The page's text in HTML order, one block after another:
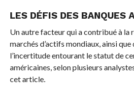
LES DÉFIS DES BANQUES
Un autre facteur qui a contribué à la
marchés d’actifs mondiaux, ainsi que
l’incertitude entourant le statut de
américaines, selon plusieurs
cet article.